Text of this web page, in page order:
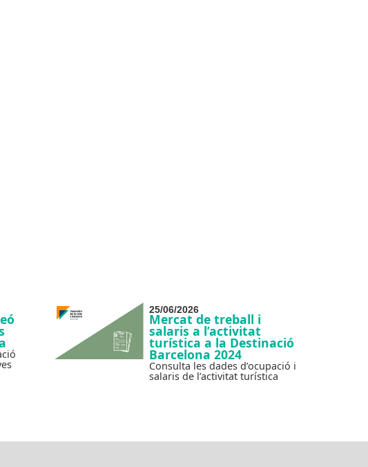
25/06/2026
Mercat de treball i
salaris a l’activitat
turística a la Destinació
Barcelona 2024
Consulta les dades d’ocupació i
salaris de l’activitat turística